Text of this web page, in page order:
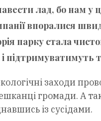
лад, бо нам у
впоралися
парку стала
заходи
громади. А
із сусідами.